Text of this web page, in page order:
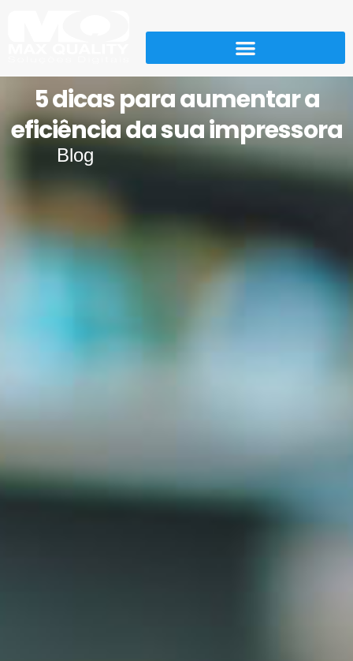
5 dicas para aumentar a
eficiência da sua impressora
Blog